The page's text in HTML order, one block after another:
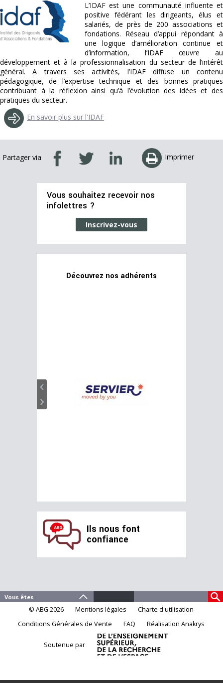
L’IDAF est une communauté influente et
positive fédérant les dirigeants, élus et
salariés, de près de 200 associations et
fondations. Réseau d’appui répondant à
une logique d’amélioration continue et
d’information, l’IDAF œuvre au
développement et à la professionnalisation du secteur de l’intérêt
général. A travers ses activités, l’IDAF diffuse un contenu
pédagogique, de l’expertise technique et des bonnes pratiques
contribuant à la réflexion ainsi qu’à l’évolution des idées et des
pratiques du secteur.
En savoir plus sur l'IDAF
Partager via Imprimer
Vous souhaitez recevoir nos
infolettres ?
Inscrivez-vous
Découvrez nos adhérents
Ils nous font
confiance
© ABG 2026 Mentions légales
Charte d'utilisation
Conditions Générales de Vente
FAQ Réalisation Anakrys
Soutenue par